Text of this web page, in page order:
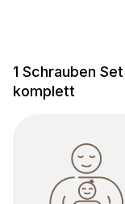
1 Schrauben
komplett